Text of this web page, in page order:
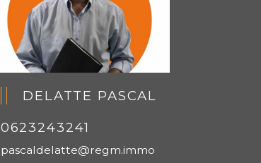
DELATTE PASCAL
0623243241
pascaldelatte@regm.immo